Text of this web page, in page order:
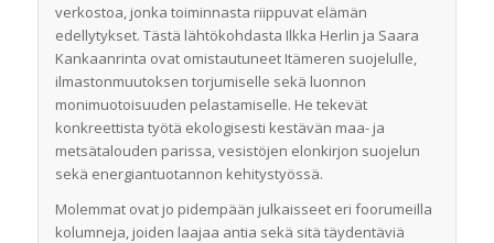
verkostoa, jonka toiminnasta riippuvat elämän
edellytykset. Tästä lähtökohdasta Ilkka Herlin ja Saara
Kankaanrinta ovat omistautuneet Itämeren suojelulle,
ilmastonmuutoksen torjumiselle sekä luonnon
monimuotoisuuden pelastamiselle. He tekevät
konkreettista työtä ekologisesti kestävän maa- ja
metsätalouden parissa, vesistöjen elonkirjon suojelun
sekä energiantuotannon kehitystyössä.
Molemmat ovat jo pidempään julkaisseet eri foorumeilla
kolumneja, joiden laajaa antia sekä sitä täydentäviä